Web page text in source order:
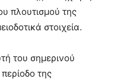
πλουτισμού της
στοιχεία.
του σημερινού
της